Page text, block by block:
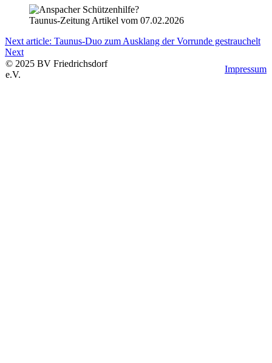
Taunus-Zeitung Artikel vom 07.02.2026
Next article: Taunus-Duo zum Ausklang der Vorrunde gestrauchelt
Next
© 2025 BV Friedrichsdorf
e.V.
Impressum